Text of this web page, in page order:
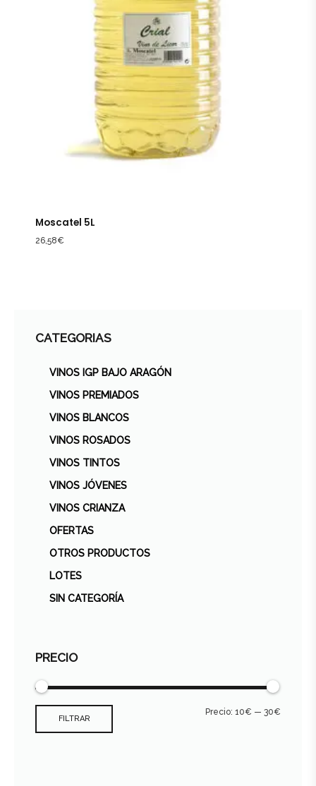
CATEGORIAS
VINOS IGP BAJO ARAGÓN
VINOS PREMIADOS
VINOS BLANCOS
VINOS ROSADOS
VINOS TINTOS
VINOS JÓVENES
VINOS CRIANZA
OFERTAS
OTROS PRODUCTOS
LOTES
SIN CATEGORÍA
PRECIO
FILTRAR
Precio: 10€ — 30€
Moscatel 5L
26,58€